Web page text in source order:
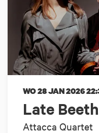
Late
Attacca Quartet
WO 28 JAN 2026